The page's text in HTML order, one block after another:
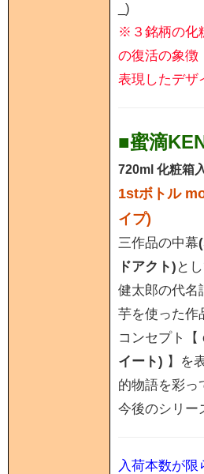
_)
※３銘柄の化
の復活の象徴
表現したデザ
■蜜滴
720ml 化粧箱
1stボトル
イプ)
三作品の中幕
ドアクト) と
健太郎の代名
芋を使った作
コンセプト【
イート) 】を
的物語を彩っ
今後のシリー
入荷本数が限